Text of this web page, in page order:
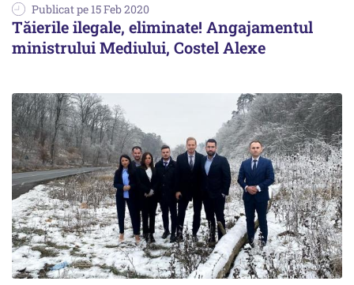
Publicat pe 15 Feb 2020
Tăierile ilegale, eliminate! Angajamentul
ministrului Mediului, Costel Alexe